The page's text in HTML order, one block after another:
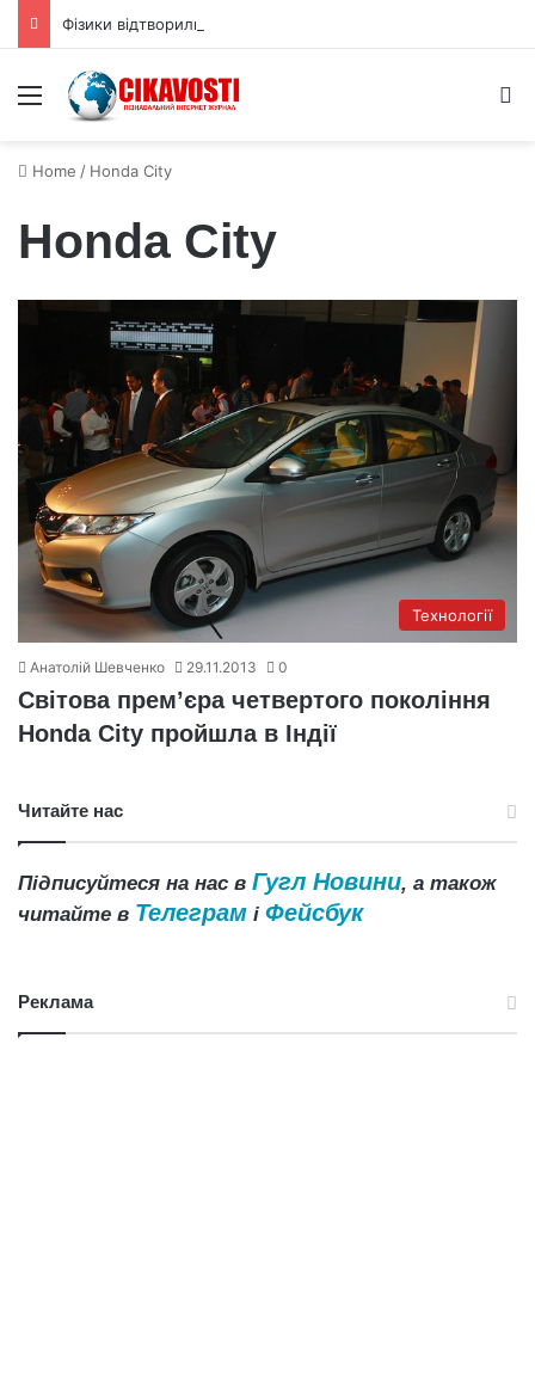
Menu
Home / Honda City
Honda City
Технології
Анатолій Шевченко 29.11.2013 0
Світова прем’єра четвертого покоління
Honda City пройшла в Індії
Читайте нас
Підписуйтеся на нас в Гугл Новини, а також
читайте в Телеграм і Фейсбук
Реклама